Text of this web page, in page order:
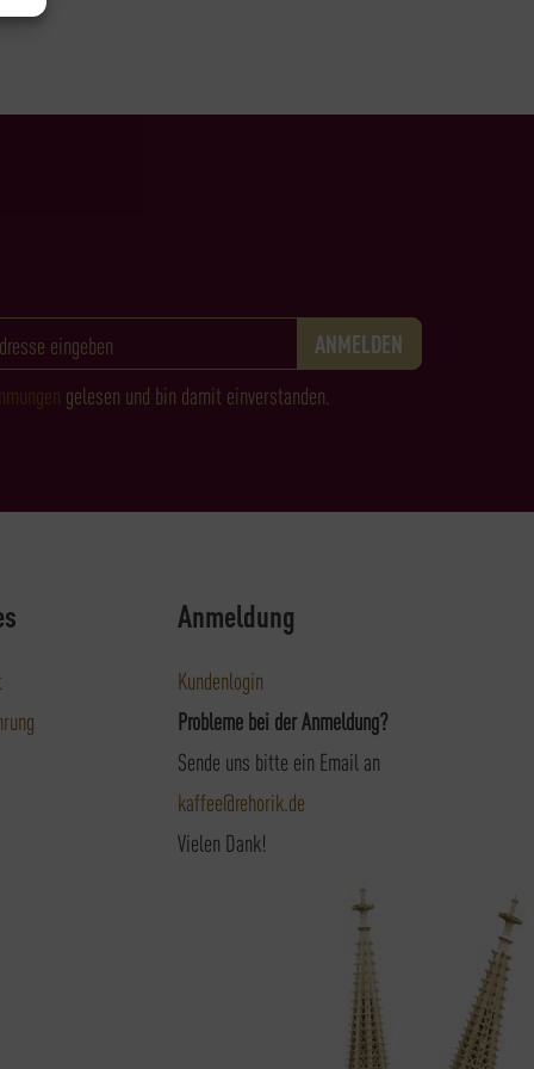
gelesen und bin damit einverstanden.
Anmeldung
Kundenlogin
Probleme bei der Anmeldung?
Sende uns bitte ein Email an
kaffee@rehorik.de
Vielen Dank!